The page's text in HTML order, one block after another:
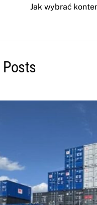
Jak wybrać
Posts